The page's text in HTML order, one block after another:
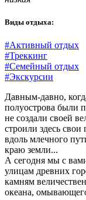
Виды отдыха:
#Активный отдых
#Треккинг
#Семейный отдых
#Экскурсии
Давным-давно,
полуострова были
не создали своей
строили здесь
вдоль млечного
краю земли...
А сегодня мы с
улицам древних
камням
океана,